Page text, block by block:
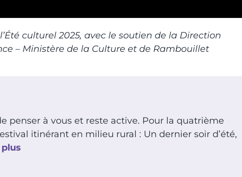
culturel 2025, avec le soutien de la Direction
– Ministère de la Culture et de Rambouillet
penser à vous et reste active. Pour la quatrième
itinérant en milieu rural : Un dernier soir d’été,